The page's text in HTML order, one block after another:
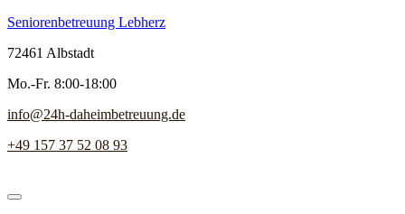
Seniorenbetreuung Lebherz
72461 Albstadt
Mo.-Fr. 8:00-18:00
info@24h-daheimbetreuung.de
+49 157 37 52 08 93